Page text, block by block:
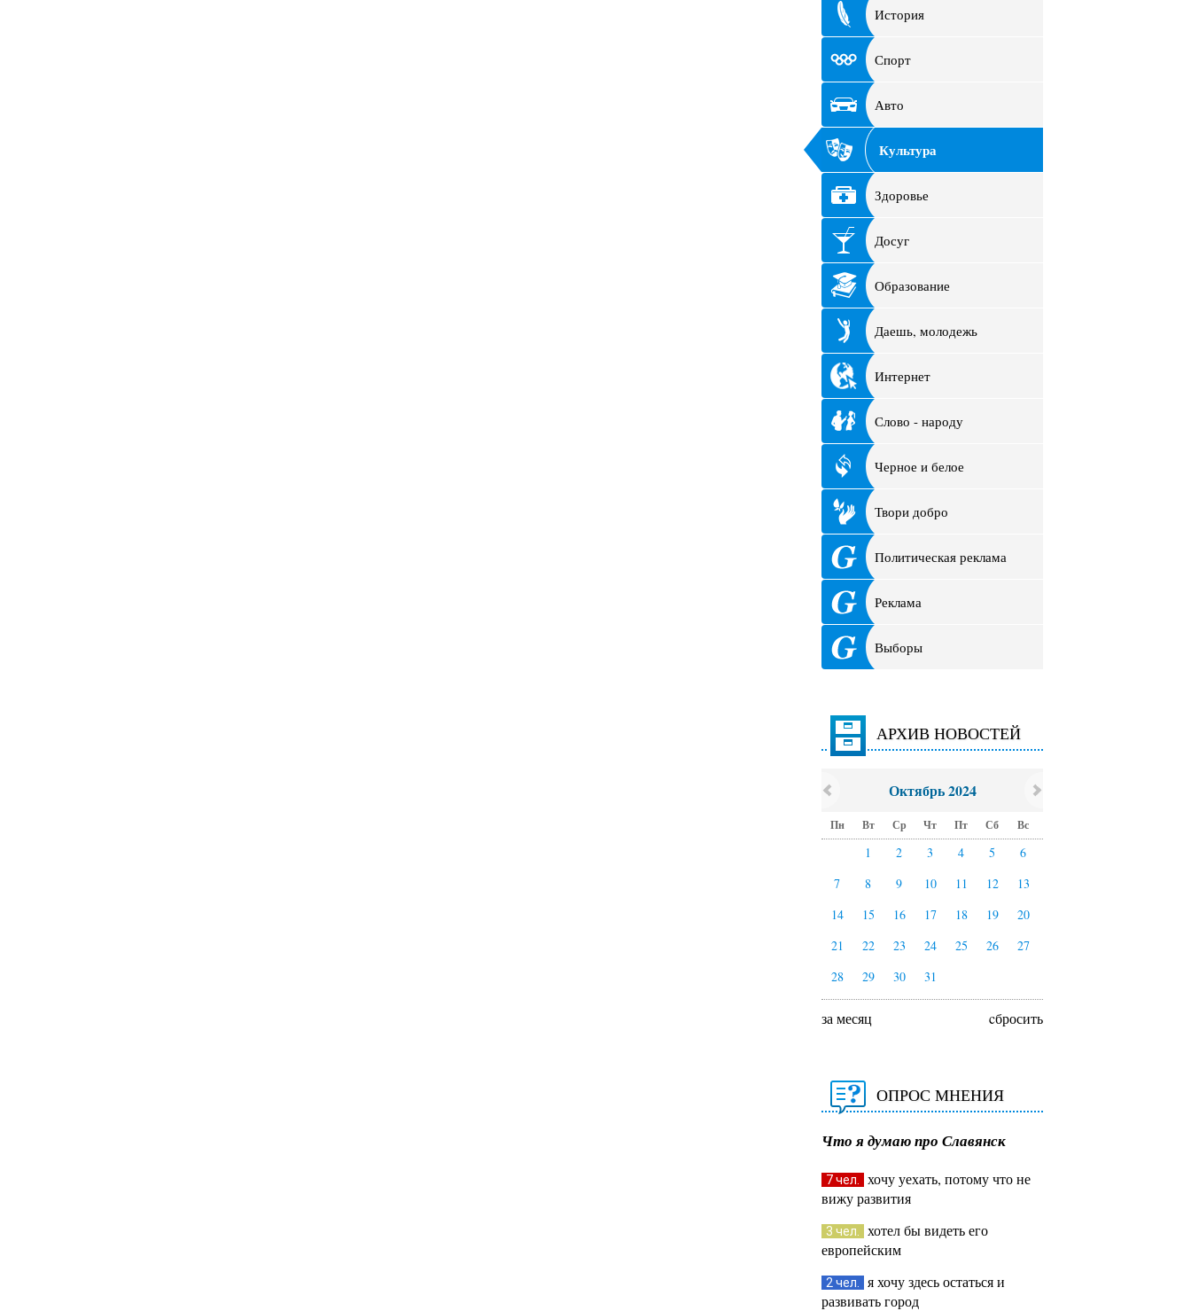
История
Спорт
Авто
Культура
Здоровье
Досуг
Образование
Даешь, молодежь
Интернет
Слово - народу
Черное и белое
Твори добро
Политическая реклама
Реклама
Выборы
АРХИВ НОВОСТЕЙ
Октябрь 2024
Пн Вт Ср Чт Пт Сб Вс
1 2 3 4 5
6
7
8 9 10 11 12
13
14
15 16 17 18 19
20
21
22 23 24 25 26
27
28
29 30 31
за месяц cбросить
ОПРОС МНЕНИЯ
Что я думаю про Славянск
7 чел.
хочу уехать, потому что не
вижу развития
3 чел.
хотел бы видеть его
европейским
2 чел.
я хочу здесь остаться и
развивать город